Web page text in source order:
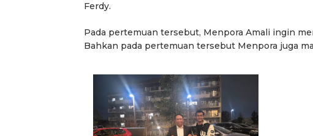
Ferdy.
Pada pertemuan tersebut, Menpora Amali ingin
Bahkan pada pertemuan tersebut Menpora juga